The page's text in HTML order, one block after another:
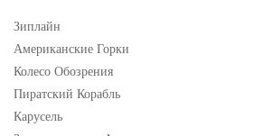
Зиплайн
Американские Горки
Колесо Обозрения
Пиратский Корабль
Карусель